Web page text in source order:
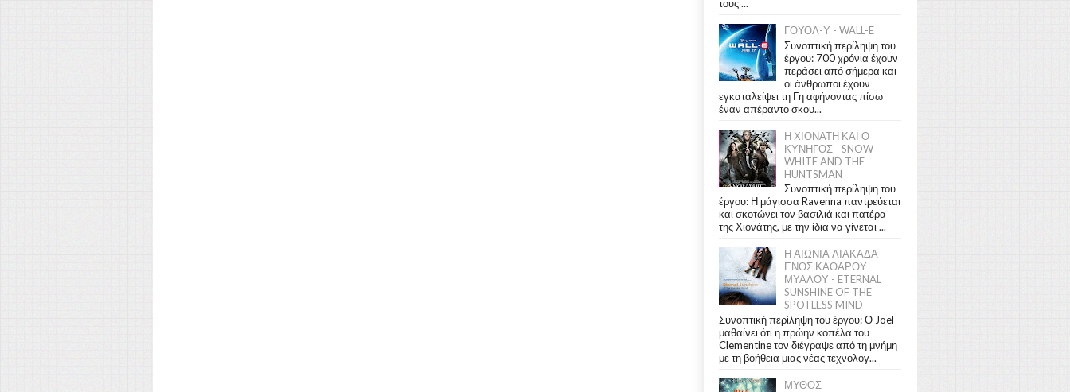
τους ...
ΓΟΥΟΛ-Υ - WALL-E
Συνοπτική περίληψη του
έργου: 700 χρόνια έχουν
περάσει από σήμερα και
οι άνθρωποι έχουν
εγκαταλείψει τη Γη αφήνοντας πίσω
έναν απέραντο σκου...
Η ΧΙΟΝΑΤΗ ΚΑΙ Ο
ΚΥΝΗΓΟΣ - SNOW
WHITE AND THE
HUNTSMAN
Συνοπτική περίληψη του
έργου: Η μάγισσα Ravenna παντρεύεται
και σκοτώνει τον βασιλιά και πατέρα
της Χιονάτης, με την ίδια να γίνεται ...
Η ΑΙΩΝΙΑ ΛΙΑΚΑΔΑ
ΕΝΟΣ ΚΑΘΑΡΟΥ
ΜΥΑΛΟΥ - ETERNAL
SUNSHINE OF THE
SPOTLESS MIND
Συνοπτική περίληψη του έργου: Ο Joel
μαθαίνει ότι η πρώην κοπέλα του
Clementine τον διέγραψε από τη μνήμη
με τη βοήθεια μιας νέας τεχνολογ...
ΜΥΘΟΣ